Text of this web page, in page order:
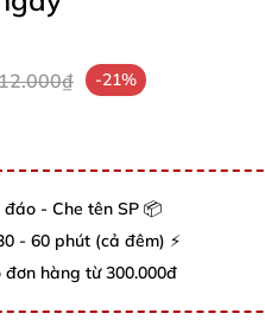
-21%
- Che tên SP 📦
- 60 phút (cả đêm) ⚡
đơn hàng từ 300.000đ